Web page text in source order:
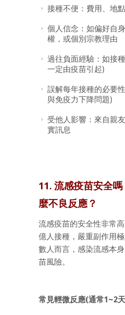
接種不便：費用、地
個人信念：如偏好自
權，或個別宗教理由
過往負面經驗：如接
一定由疫苗引起)
誤解每年接種的必要
與免疫力下降問題)
受他人影響：來自親
實訊息
11. 流感疫苗安全
麼不良反應？
流感疫苗的安全性非常
億人接種，嚴重副作用
數人而言，感染流感本
苗風險。
常見輕微反應(通常1~2